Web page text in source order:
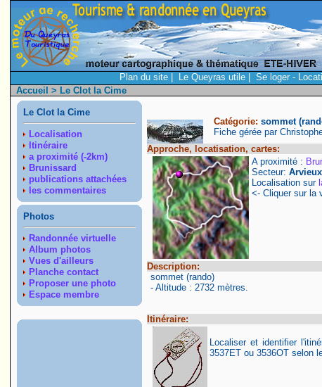
Plan du site| Le Queyras utile| Se loger -
Accueil > Le Clot la Cime
Le Clot la Cime
Localisation
Itinéraire
a proximité (-2km)
Brunissard
publications attachées
les commentaires
Photos
Randonnée virtuelle
Album photos
Vues d'ailleurs
Planche contact
Proposer une photo
Espace membre
Catégorie: sommet
Fiche gérée par
Approche, locatisation, cartes:
A proximité :
Secteur: Arvieux
Localisation sur
<- Cliquer sur la
Description:
sommet (rando)
- Altitude : 2732 mètres.
Itinéraire:
Localiser et identifier
3537ET ou 3536OT selon